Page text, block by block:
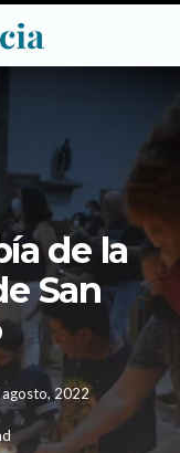
de la
San
agosto, 2022